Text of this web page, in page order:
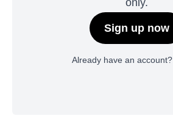
Sign up now
Already have an account?